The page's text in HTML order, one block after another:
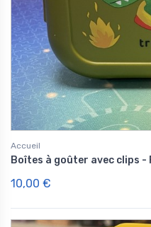
Accueil
Boîtes à goûter avec clips -
10,00 €